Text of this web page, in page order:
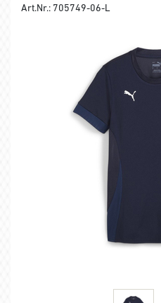
Art.Nr.: 705749-06-L